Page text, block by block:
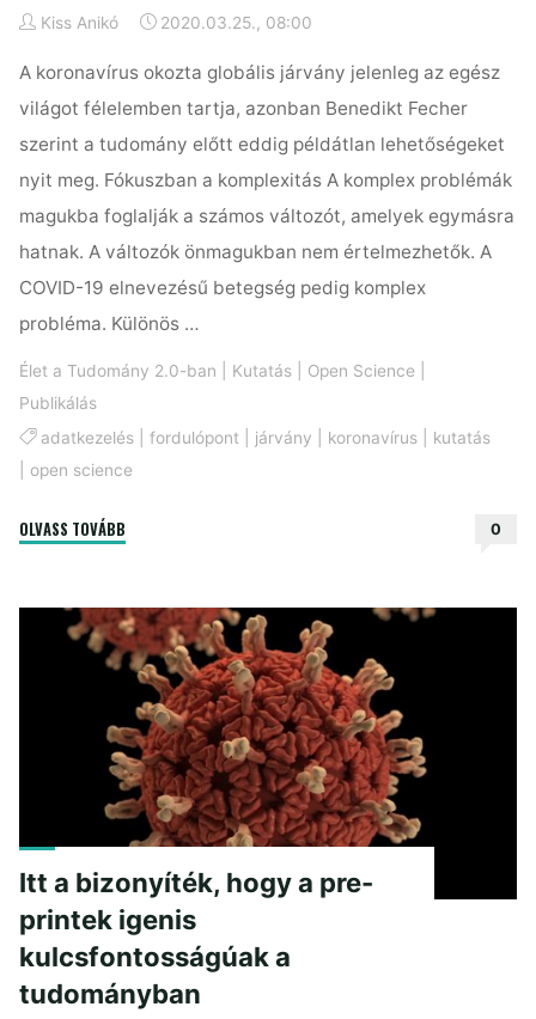
Kiss Anikó 2020.03.25., 08:00
A koronavírus okozta globális járvány jelenleg az egész
világot félelemben tartja, azonban Benedikt Fecher
szerint a tudomány előtt eddig példátlan lehetőségeket
nyit meg. Fókuszban a komplexitás A komplex problémák
magukba foglalják a számos változót, amelyek egymásra
hatnak. A változók önmagukban nem értelmezhetők. A
COVID-19 elnevezésű betegség pedig komplex
probléma. Különös …
Élet a Tudomány 2.0-ban Kutatás Open Science
Publikálás
adatkezelés| fordulópont járvány koronavírus| kutatás
open science
OLVASS TOVÁBB
a
tudományban"
0
Itt a bizonyíték, hogy a pre-
printek igenis
kulcsfontosságúak a
tudományban